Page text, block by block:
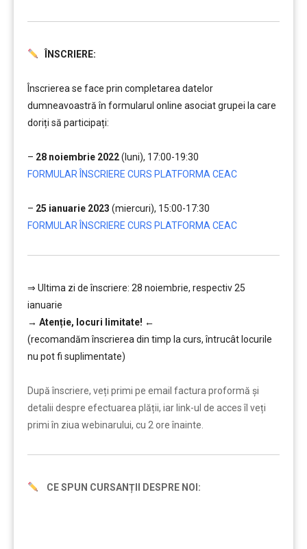
ÎNSCRIERE:
Înscrierea se face prin completarea datelor
dumneavoastră în formularul online asociat grupei la care
doriți să participați:
– 28 noiembrie 2022(luni), 17:00-19:30
FORMULAR ÎNSCRIERE CURS PLATFORMA CEAC
– 25 ianuarie 2023 (miercuri), 15:00-17:30
FORMULAR ÎNSCRIERE CURS PLATFORMA CEAC
⇒ Ultima zi de înscriere: 28 noiembrie, respectiv 25
ianuarie
→ Atenție, locuri limitate! ←
(recomandăm înscrierea din timp la curs, întrucât locurile
nu pot fi suplimentate)
După înscriere, veți primi pe email factura proformă și
detalii despre efectuarea plății, iar link-ul de acces îl veți
primi în ziua webinarului, cu 2 ore înainte.
CE SPUN CURSANȚII DESPRE NOI: